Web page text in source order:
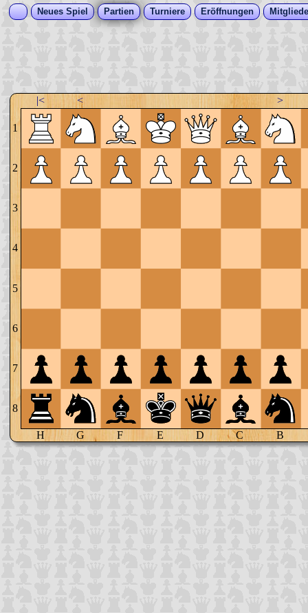
Neues Spiel Partien Turniere Eröffnungen
|< < >
1
2
3
4
5
6
7
8
H G F E D C B